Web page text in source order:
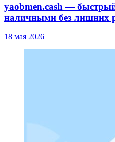
yaobmen.cash —
наличными без лишних
18 мая 2026